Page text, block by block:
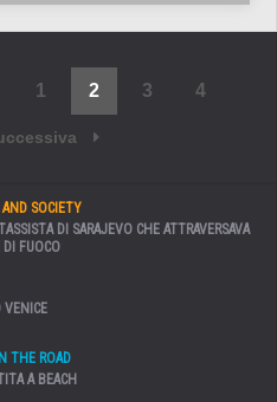
1 2 3 4
AND SOCIETY
DI SARAJEVO CHE ATTRAVERSAVA
FUOCO
VENICE
THE ROAD
A BEACH